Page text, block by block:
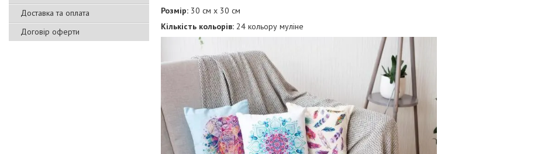
Доставка та оплата
Договір оферти
Розмір: 30 см х 30 см
Кількість кольорів: 24 кольору муліне